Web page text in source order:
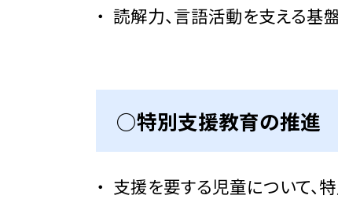
読解力、言語活動を支える基
○特別支援教育の推進
支援を要する児童について、